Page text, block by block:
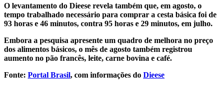
O levantamento do Dieese revela também que, em agosto, o
tempo trabalhado necessário para comprar a cesta básica foi de
93 horas e 46 minutos, contra 95 horas e 29 minutos, em julho.
Embora a pesquisa apresente um quadro de melhora no preço
dos alimentos básicos, o mês de agosto também registrou
aumento no pão francês, leite, carne bovina e café.
Fonte: Portal Brasil, com informações do Dieese